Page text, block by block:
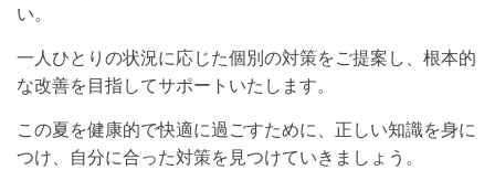
い。
一人ひとりの状況に応じた個別の対策をご提案し、根本的
な改善を目指してサポートいたします。
この夏を健康的で快適に過ごすために、正しい知識を身に
つけ、自分に合った対策を見つけていきましょう。